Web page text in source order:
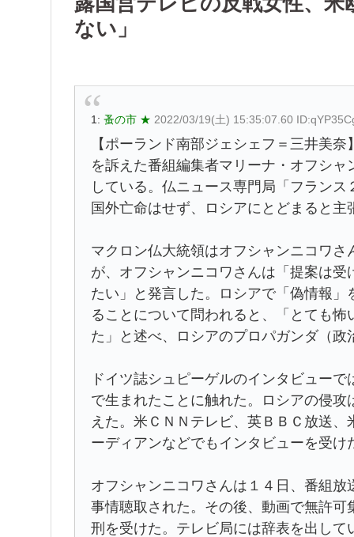
ない」
1: 蚤の市 ★ 2022/03/19(土) 15:35:07.60
【ポーランド南部ジェシェフ＝三井美
を訴えた番組編集者マリーナ・オフシ
している。仏ニュース専門局「フラン
国外亡命はせず、ロシアにとどまると主
マクロン仏大統領はオフシャンニコワ
が、オフシャンニコワさんは「提案は
たい」と発言した。ロシアで「偽情報
ることについて問われると、「とても
た」と述べ、ロシアのプロパガンダ（
ドイツ誌シュピーゲルのインタビュー
で生まれたことに触れた。ロシアの侵
えた。米ＣＮＮテレビ、英ＢＢＣ放送
ーディアンなどでもインタビューを受け
オフシャンニコワさんは１４日、番組
事情聴取された。その後、動画で無許
刑を受けた。テレビ局には辞表を出して